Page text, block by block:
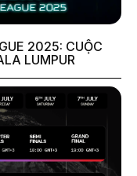
2025: CUỘC
LUMPUR